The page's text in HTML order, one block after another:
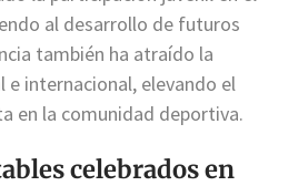
al desarrollo de futuros
también ha atraído la
e internacional, elevando el
en la comunidad deportiva.
celebrados en